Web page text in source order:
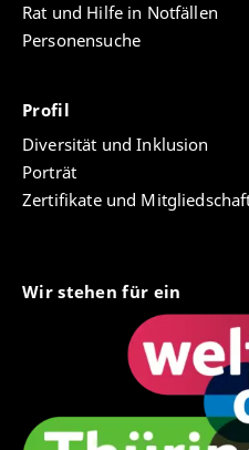
Rat und Hilfe in Notfällen
Personensuche
Profil
Diversität und Inklusion
Porträt
Zertifikate und
Wir stehen für ein